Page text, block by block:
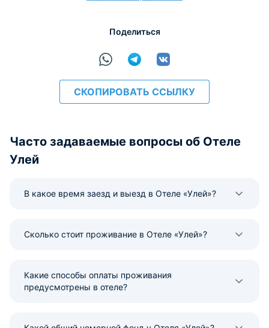
Поделиться
СКОПИРОВАТЬ ССЫЛКУ
Часто задаваемые вопросы об Отеле
Улей
В какое время заезд и выезд в Отеле «Улей»?
Сколько стоит проживание в Отеле «Улей»?
Какие способы оплаты проживания
предусмотрены в отеле?